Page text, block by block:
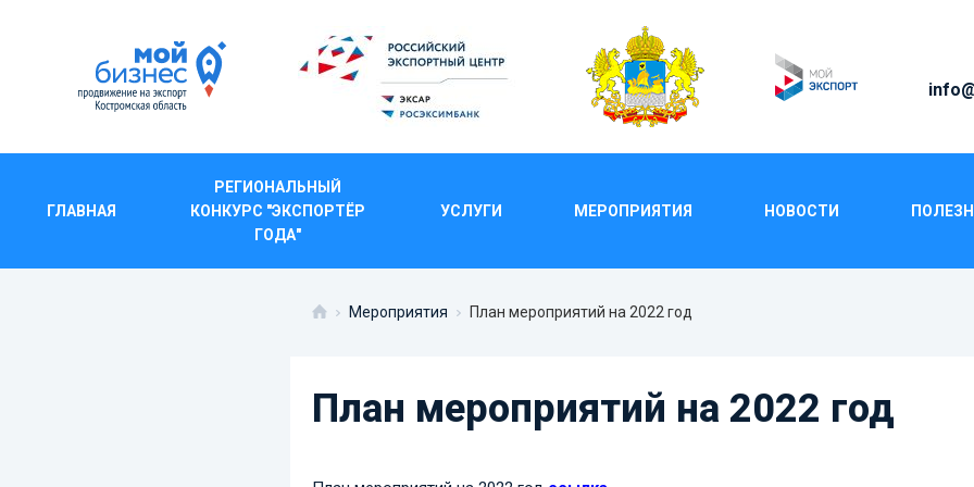
ГЛАВНАЯ
РЕГИОНАЛЬНЫЙ
КОНКУРС "ЭКСПОРТЁР
ГОДА"
УСЛУГИ МЕРОПРИЯТИЯ НОВОСТИ
ПЛАН МЕРОПРИЯТИЙ НА
Мероприятия План мероприятий на 2022 год
План мероприятий на 2022 год